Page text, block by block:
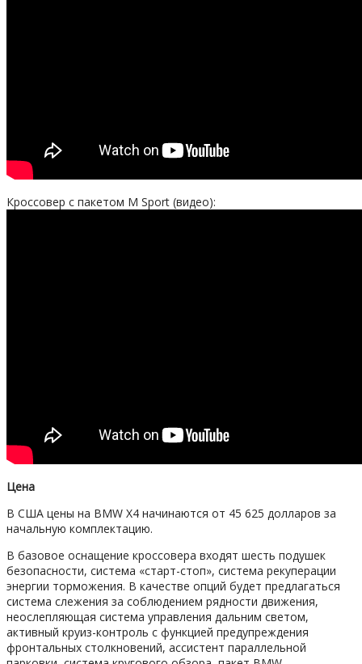
Кроссовер с пакетом M Sport (видео):
Цена
В США цены на BMW X4 начинаются от 45 625 долларов за
начальную комплектацию.
В базовое оснащение кроссовера входят шесть подушек
безопасности, система «старт-стоп», система рекуперации
энергии торможения. В качестве опций будет предлагаться
система слежения за соблюдением рядности движения,
неослепляющая система управления дальним светом,
активный круиз-контроль с функцией предупреждения
фронтальных столкновений, ассистент параллельной